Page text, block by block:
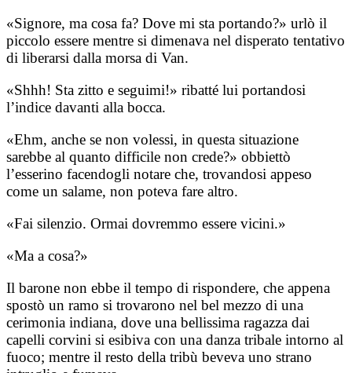
«Signore, ma cosa fa? Dove mi sta portando?» urlò il
piccolo essere mentre si dimenava nel disperato tentativo
di liberarsi dalla morsa di Van.
«Shhh! Sta zitto e seguimi!» ribatté lui portandosi
l’indice davanti alla bocca.
«Ehm, anche se non volessi, in questa situazione
sarebbe al quanto difficile non crede?» obbiettò
l’esserino facendogli notare che, trovandosi appeso
come un salame, non poteva fare altro.
«Fai silenzio. Ormai dovremmo essere vicini.»
«Ma a cosa?»
Il barone non ebbe il tempo di rispondere, che appena
spostò un ramo si trovarono nel bel mezzo di una
cerimonia indiana, dove una bellissima ragazza dai
capelli corvini si esibiva con una danza tribale intorno al
fuoco; mentre il resto della tribù beveva uno strano